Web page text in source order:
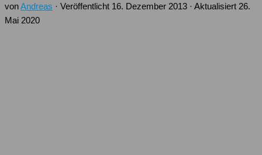
vonAndreas · Veröffentlicht 16. Dezember 2013 · Aktualisiert 26.
Mai 2020